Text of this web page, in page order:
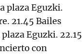
plaza Eguzki.
21.45 Bailes
Eguzki. 22.15
con